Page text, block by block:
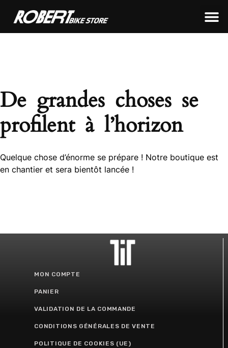
De grandes choses se
profilent à l’horizon
Quelque chose d’énorme se prépare ! Notre boutique est
en chantier et sera bientôt lancée !
MON COMPTE
PANIER
VALIDATION DE LA COMMANDE
CONDITIONS GÉNÉRALES DE VENTE
POLITIQUE DE COOKIES (UE)